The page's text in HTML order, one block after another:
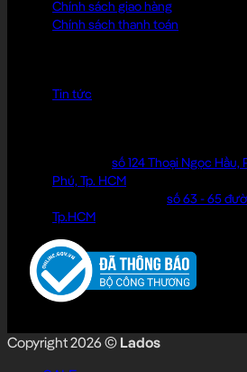
Chính sách giao hàng
Chính sách thanh toán
Tin tức
số 124 Thoại Ngọc Hầu,
Phú, Tp. HCM
số 63 - 65
Tp.HCM
Copyright 2026 © Lados